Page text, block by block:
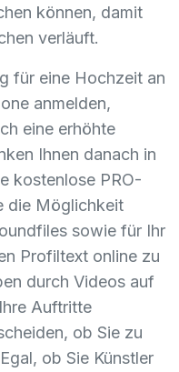
können, damit
verläuft.
für eine Hochzeit an
anmelden,
eine erhöhte
Ihnen danach in
kostenlose PRO-
die Möglichkeit
sowie für Ihr
Profiltext online zu
durch Videos auf
Auftritte
ob Sie zu
ob Sie Künstler